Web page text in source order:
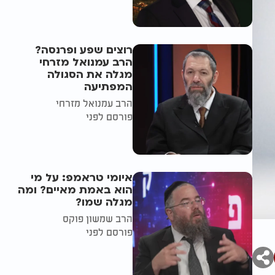
רוצים שפע ופרנסה?
הרב עמנואל מזרחי
מגלה את הסגולה
המפתיעה
הרב עמנואל מזרחי
פורסם לפני
איומי טראמפ: על מי
הוא באמת מאיים? ומה
מגלה שמו?
הרב שמשון פוקס
פורסם לפני